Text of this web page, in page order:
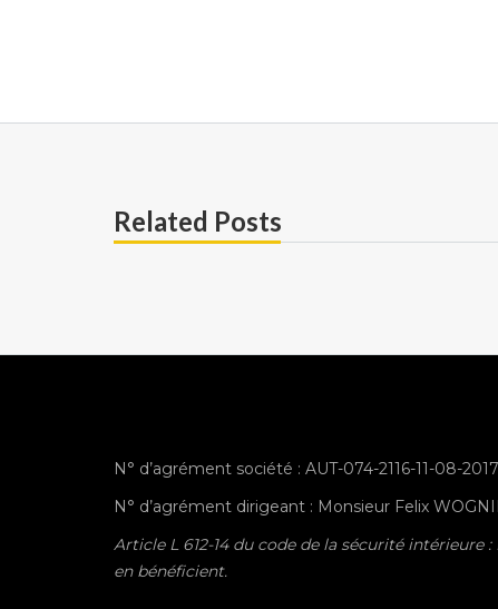
Related Posts
N° d’agrément société : AUT-074-2116-11-08-
N° d’agrément dirigeant : Monsieur Felix
Article L 612-14 du code de la sécurité intérieure
en bénéficient.